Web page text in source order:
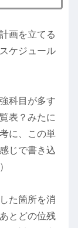
画を立てる
ケジュール
科目が多す
表？みたに
に、この単
じで書き込
た箇所を消
とどの位残